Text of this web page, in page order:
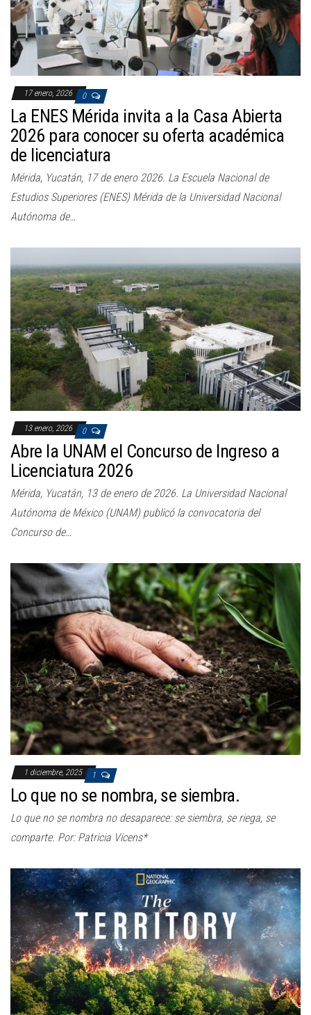
17 enero, 2026 0
La ENES Mérida invita a la Casa Abierta
2026 para conocer su oferta académica
de licenciatura
Mérida, Yucatán, 17 de enero 2026. La Escuela Nacional de
Estudios Superiores (ENES) Mérida de la Universidad Nacional
Autónoma de…
13 enero, 2026 0
Abre la UNAM el Concurso de Ingreso a
Licenciatura 2026
Mérida, Yucatán, 13 de enero de 2026. La Universidad Nacional
Autónoma de México (UNAM) publicó la convocatoria del
Concurso de…
1 diciembre, 2025 1
Lo que no se nombra, se siembra.
Lo que no se nombra no desaparece: se siembra, se riega, se
comparte. Por: Patricia Vicens*